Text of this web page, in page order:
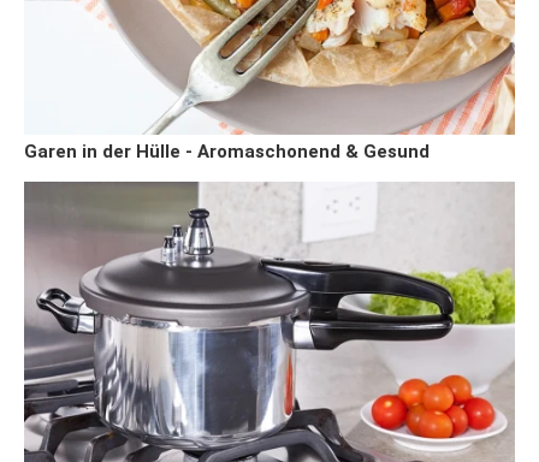
Garen in der Hülle - Aromaschonend & Gesund